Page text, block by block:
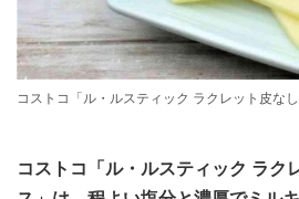
コストコ「ル・ルスティック ラクレット皮なし
コストコ「ル・ルスティック ラク